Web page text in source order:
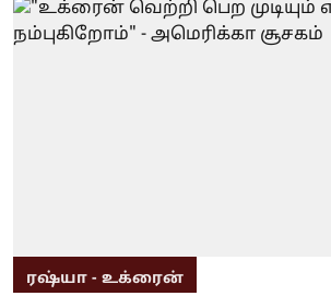
ரஷ்யா - உக்ரைன்